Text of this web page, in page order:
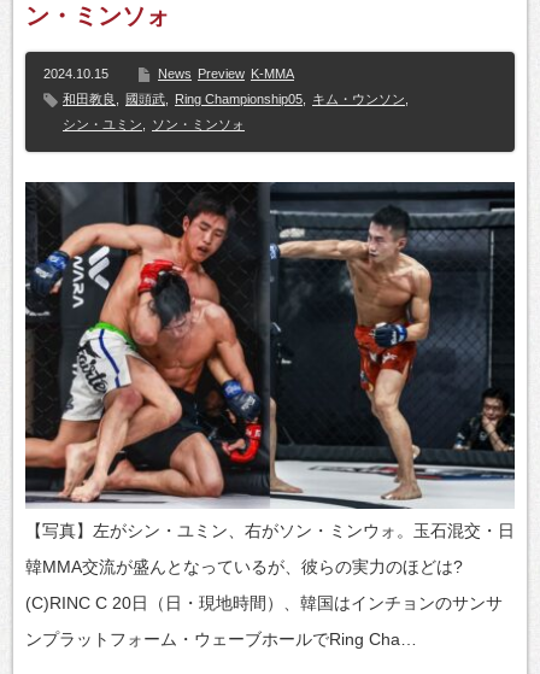
ン・ミンソォ
2024.10.15 News Preview K-MMA
和田教良
國頭武 Ring Championship05 キム・ウンソン
シン・ユミン
ソン・ミンソォ
【写真】左がシン・ユミン、右がソン・ミンウォ。玉石混交・日
韓MMA交流が盛んとなっているが、彼らの実力のほどは?
(C)RINC C 20日（日・現地時間）、韓国はインチョンのサンサ
ンプラットフォーム・ウェーブホールでRing Cha…